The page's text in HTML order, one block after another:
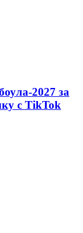
2027 за
с TikTok